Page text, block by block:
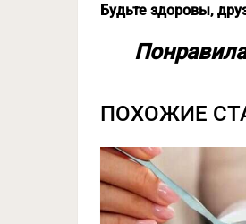
Будьте здоровы,
ПОХОЖИЕ